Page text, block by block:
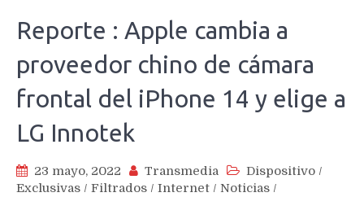
Reporte : Apple cambia a
proveedor chino de cámara
frontal del iPhone 14 y elige a
LG Innotek
23 mayo, 2022 Transmedia Dispositivo /
Exclusivas / Filtrados / Internet / Noticias /